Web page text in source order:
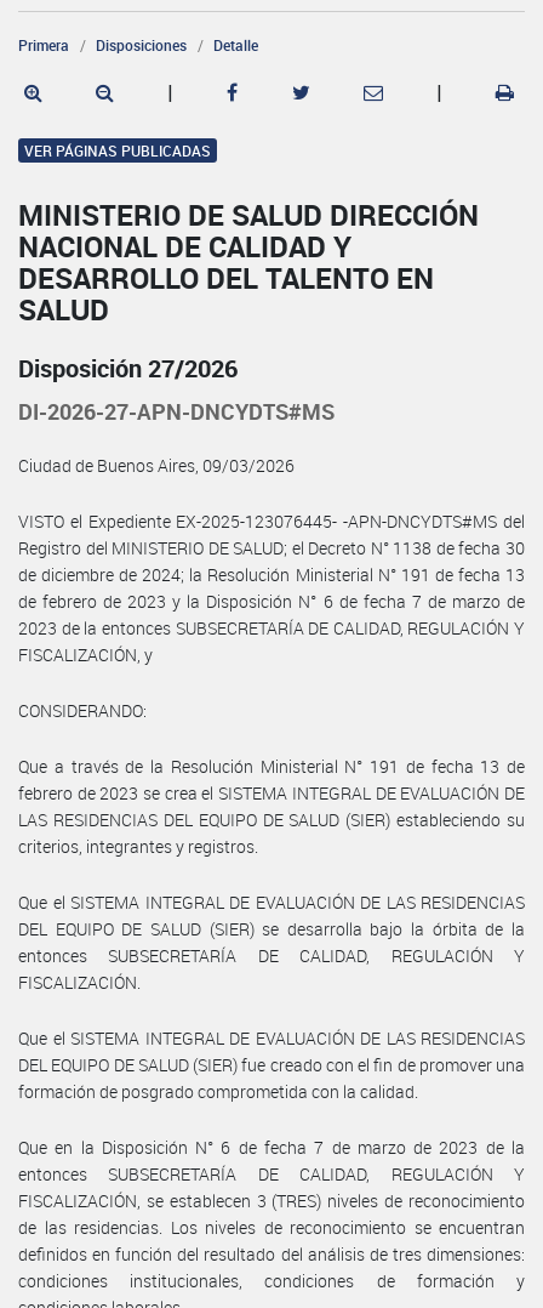
Primera Disposiciones Detalle
| |
VER PÁGINAS PUBLICADAS
MINISTERIO DE SALUD DIRECCIÓN
NACIONAL DE CALIDAD Y
DESARROLLO DEL TALENTO EN
SALUD
Disposición 27/2026
DI-2026-27-APN-DNCYDTS#MS
Ciudad de Buenos Aires, 09/03/2026
VISTO el Expediente EX-2025-123076445- -APN-DNCYDTS#MS del
Registro del MINISTERIO DE SALUD; el Decreto N° 1138 de fecha 30
de diciembre de 2024; la Resolución Ministerial N° 191 de fecha 13
de febrero de 2023 y la Disposición N° 6 de fecha 7 de marzo de
2023 de la entonces SUBSECRETARÍA DE CALIDAD, REGULACIÓN Y
FISCALIZACIÓN, y
CONSIDERANDO:
Que a través de la Resolución Ministerial N° 191 de fecha 13 de
febrero de 2023 se crea el SISTEMA INTEGRAL DE EVALUACIÓN DE
LAS RESIDENCIAS DEL EQUIPO DE SALUD (SIER) estableciendo su
criterios, integrantes y registros.
Que el SISTEMA INTEGRAL DE EVALUACIÓN DE LAS RESIDENCIAS
DEL EQUIPO DE SALUD (SIER) se desarrolla bajo la órbita de la
entonces SUBSECRETARÍA DE CALIDAD, REGULACIÓN Y
FISCALIZACIÓN.
Que el SISTEMA INTEGRAL DE EVALUACIÓN DE LAS RESIDENCIAS
DEL EQUIPO DE SALUD (SIER) fue creado con el fin de promover una
formación de posgrado comprometida con la calidad.
Que en la Disposición N° 6 de fecha 7 de marzo de 2023 de la
entonces SUBSECRETARÍA DE CALIDAD, REGULACIÓN Y
FISCALIZACIÓN, se establecen 3 (TRES) niveles de reconocimiento
de las residencias. Los niveles de reconocimiento se encuentran
definidos en función del resultado del análisis de tres dimensiones:
condiciones institucionales, condiciones de formación y